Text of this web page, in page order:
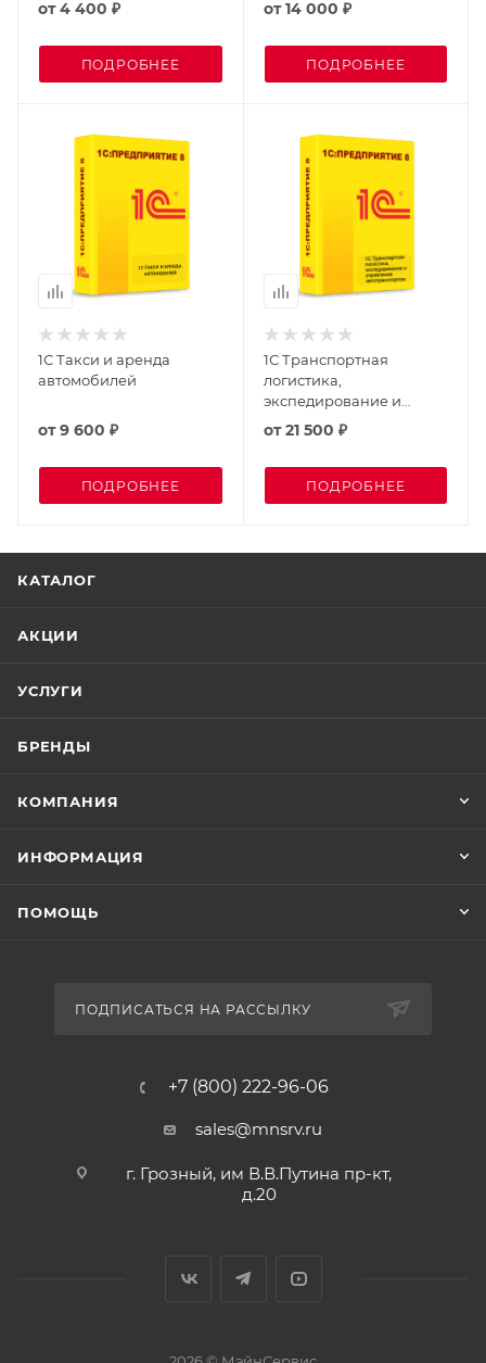
от4 400 ₽
ПОДРОБНЕЕ
от14 000 ₽
ПОДРОБНЕЕ
1С Такси и аренда
автомобилей
от9 600 ₽
ПОДРОБНЕЕ
1С Транспортная
логистика,
экспедирование и
управление
от21 500 ₽
ПОДРОБНЕЕ
КАТАЛОГ
АКЦИИ
УСЛУГИ
БРЕНДЫ
КОМПАНИЯ
ИНФОРМАЦИЯ
ПОМОЩЬ
ПОДПИСАТЬСЯ НА РАССЫЛКУ
+7 (800) 222-96-06
sales@mnsrv.ru
г. Грозный, им В.В.Путина пр-кт,
д.20